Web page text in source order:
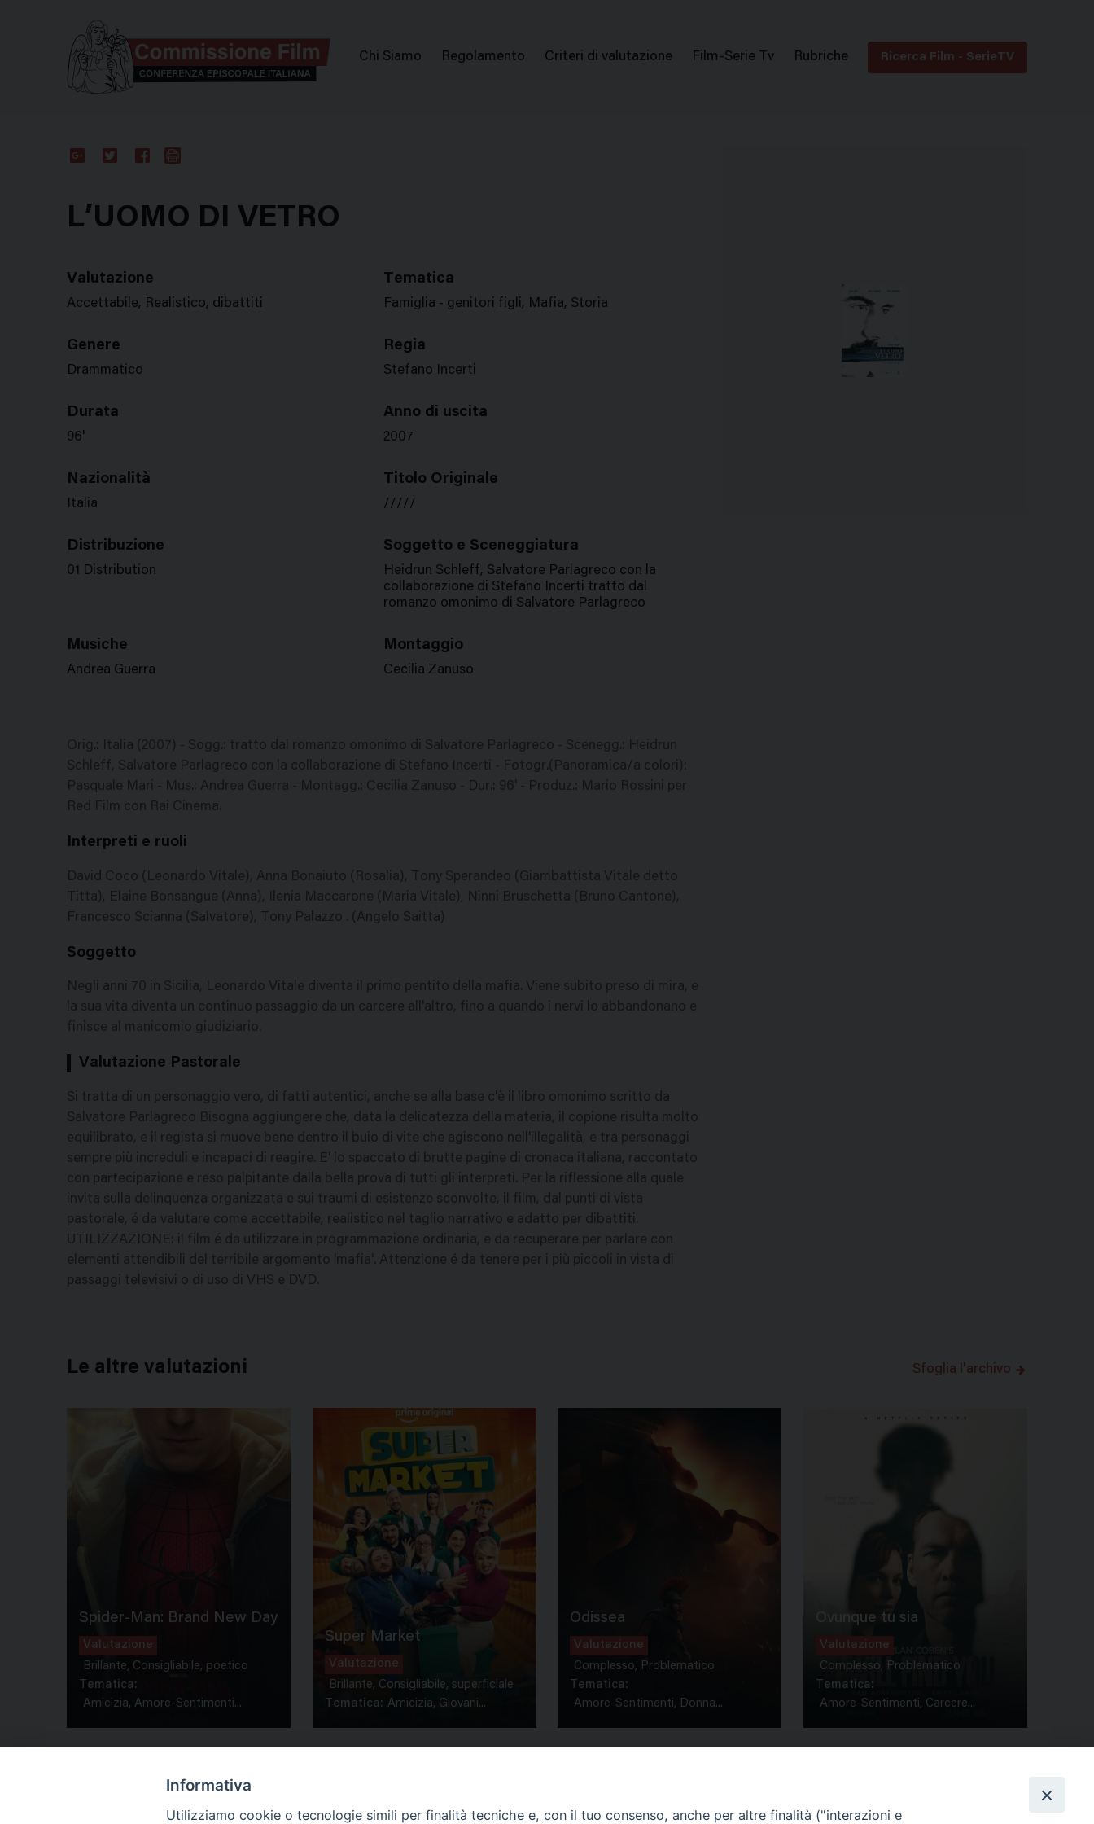
Menu
Chi Siamo Regolamento Criteri di valutazione Film-Serie Tv Rubriche Ricerca Film - SerieTV
L’UOMO DI VETRO
Valutazione
Accettabile, Realistico, dibattiti
Tematica
Famiglia - genitori figli, Mafia, Storia
Genere
Drammatico
Regia
Stefano Incerti
Durata
96'
Anno di uscita
2007
Nazionalità
Italia
Titolo Originale
/////
Distribuzione
01 Distribution
Soggetto e Sceneggiatura
Heidrun Schleff, Salvatore Parlagreco con la
collaborazione di Stefano Incerti tratto dal
romanzo omonimo di Salvatore Parlagreco
Musiche
Andrea Guerra
Montaggio
Cecilia Zanuso
Orig.: Italia (2007) - Sogg.: tratto dal romanzo omonimo di Salvatore Parlagreco - Scenegg.: Heidrun
Schleff, Salvatore Parlagreco con la collaborazione di Stefano Incerti - Fotogr.(Panoramica/a colori):
Pasquale Mari - Mus.: Andrea Guerra - Montagg.: Cecilia Zanuso - Dur.: 96' - Produz.: Mario Rossini per
Red Film con Rai Cinema.
Interpreti e ruoli
David Coco (Leonardo Vitale), Anna Bonaiuto (Rosalia), Tony Sperandeo (Giambattista Vitale detto
Titta), Elaine Bonsangue (Anna), Ilenia Maccarone (Maria Vitale), Ninni Bruschetta (Bruno Cantone),
Francesco Scianna (Salvatore), Tony Palazzo . (Angelo Saitta)
Soggetto
Negli anni 70 in Sicilia, Leonardo Vitale diventa il primo pentito della mafia. Viene subito preso di mira, e
la sua vita diventa un continuo passaggio da un carcere all'altro, fino a quando i nervi lo abbandonano e
finisce al manicomio giudiziario.
Valutazione Pastorale
Si tratta di un personaggio vero, di fatti autentici, anche se alla base c'è il libro omonimo scritto da
Salvatore Parlagreco Bisogna aggiungere che, data la delicatezza della materia, il copione risulta molto
equilibrato, e il regista si muove bene dentro il buio di vite che agiscono nell'illegalità, e tra personaggi
sempre più increduli e incapaci di reagire. E' lo spaccato di brutte pagine di cronaca italiana, raccontato
con partecipazione e reso palpitante dalla bella prova di tutti gli interpreti. Per la riflessione alla quale
invita sulla delinquenza organizzata e sui traumi di esistenze sconvolte, il film, dal punti di vista
pastorale, é da valutare come accettabile, realistico nel taglio narrativo e adatto per dibattiti.
UTILIZZAZIONE: il film é da utilizzare in programmazione ordinaria, e da recuperare per parlare con
elementi attendibili del terribile argomento 'mafia'. Attenzione é da tenere per i più piccoli in vista di
passaggi televisivi o di uso di VHS e DVD.
Le altre valutazioni Sfoglia l'archivo
Spider-Man: Brand New Day
Valutazione
Brillante, Consigliabile, poetico
Tematica:
Amicizia, Amore-Sentimenti...
Super Market
Valutazione
Brillante, Consigliabile, superficiale
Tematica: Amicizia, Giovani...
Odissea
Valutazione
Complesso, Problematico
Tematica:
Amore-Sentimenti, Donna...
Ovunque tu sia
Valutazione
Complesso, Problematico
Tematica:
Amore-Sentimenti, Carcere...
Informativa
Utilizziamo cookie o tecnologie simili per finalità tecniche e, con il tuo consenso, anche per altre finalità ("interazioni e